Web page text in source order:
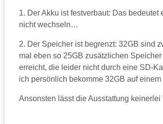
1. Der Akku ist festverbaut: Das
nicht wechseln…
2. Der Speicher ist begrenzt: 32GB sind
mal eben so 25GB zusätzlichen Speicher
erreicht, die leider nicht durch eine SD-
ich persönlich bekomme 32GB auf
Ansonsten lässt die Ausstattung